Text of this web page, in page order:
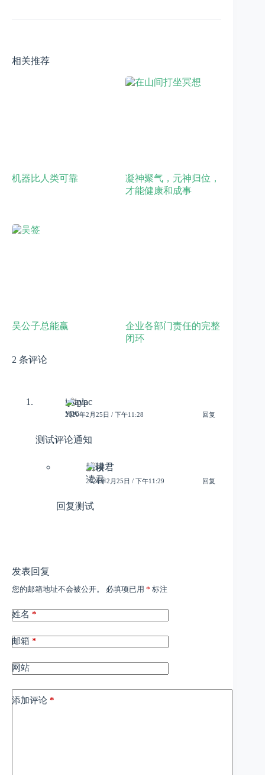
相关推荐
机器比人类可靠
凝神聚气，元神归位，
才能健康和成事
吴公子总能赢
企业各部门责任的完整
闭环
2 条评论
iplaypc
2020年2月25日 / 下午11:28 回复
测试评论通知
耕读君
2020年2月25日 / 下午11:29 回复
回复测试
发表回复
您的邮箱地址不会被公开。 必填项已用 * 标注
姓名 *
邮箱 *
网站
添加评论 *